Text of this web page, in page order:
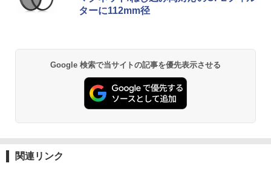
ターに112mm径
Google 検索で当サイトの記事を優先表示させる
関連リンク